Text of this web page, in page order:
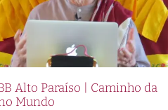
Alto Paraíso | Caminho da
Mundo